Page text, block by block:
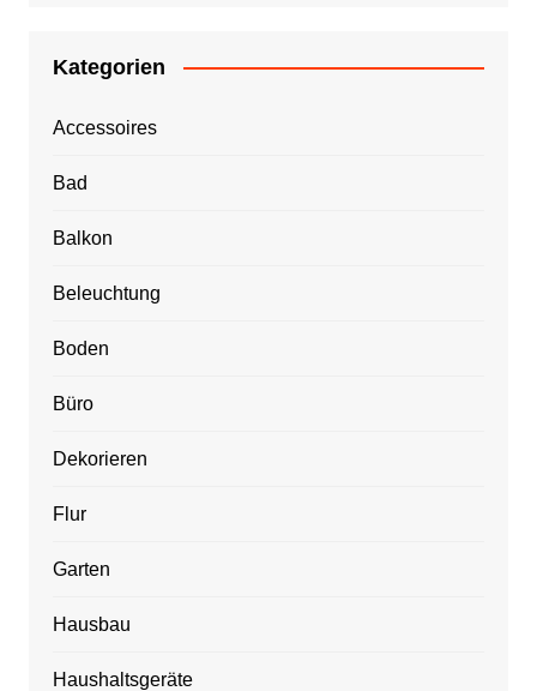
Kategorien
Accessoires
Bad
Balkon
Beleuchtung
Boden
Büro
Dekorieren
Flur
Garten
Hausbau
Haushaltsgeräte